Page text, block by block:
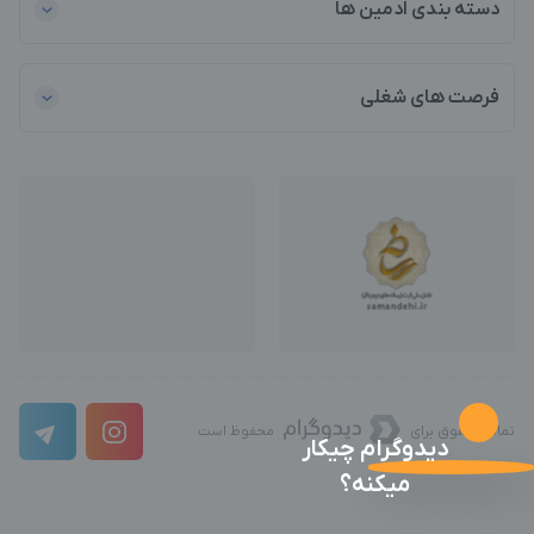
دسته بندی ادمین ها
فرصت های شغلی
تمامی حقوق برای محفوظ است
دیدوگرام چیکار
میکنه؟